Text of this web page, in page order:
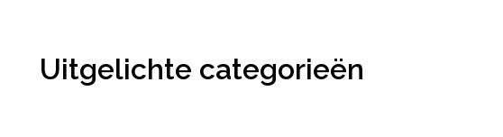
Uitgelichte categorieën